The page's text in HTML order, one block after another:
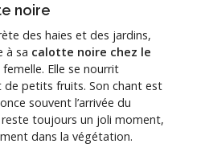
noire
des haies et des jardins,
à sa calotte noire chez le
Elle se nourrit
de petits fruits. Son chant est
souvent l’arrivée du
reste toujours un joli moment,
dans la végétation.